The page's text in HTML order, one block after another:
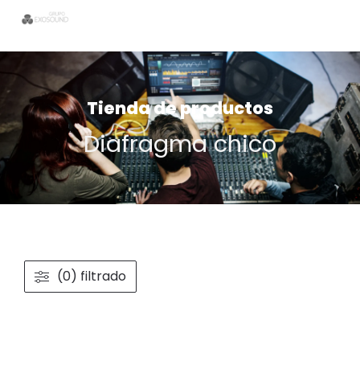
Tienda de productos
Diafragma chico
(0) filtrado